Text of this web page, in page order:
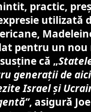
practic,
utilizată
pentru un nou
că „
generații de
Israel și
, asigură